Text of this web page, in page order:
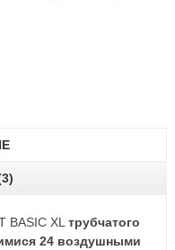
BASIC XL трубчатого
24 воздушными